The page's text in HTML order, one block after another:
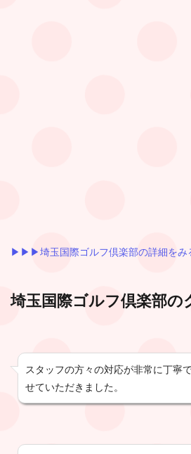
▶︎▶︎▶︎埼玉国際ゴルフ倶楽部の詳細をみ
埼玉国際ゴルフ倶楽部の
スタッフの方々の対応が非常に丁寧
せていただきました。